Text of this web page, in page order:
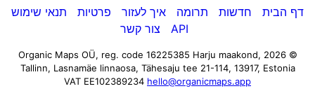
דף הבית חדשות תרומה איך לעזור פרטיות
תנאי שימוש
API
צור קשר
© 2026 Organic Maps OÜ, reg. code 16225385
Harju maakond,
Tallinn, Lasnamäe linnaosa, Tähesaju tee 21-114, 13917, Estonia
VAT EE102389234 hello@organicmaps.app